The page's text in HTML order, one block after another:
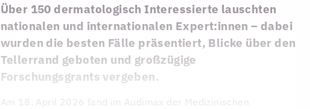
Über 150 dermatologisch Interessierte lauschten
nationalen und internationalen Expert:innen – dabei
wurden die besten Fälle präsentiert, Blicke über den
Tellerrand geboten und großzügige
Forschungsgrants vergeben.
Am 18. April 2026 fand im Audimax der Medizinischen